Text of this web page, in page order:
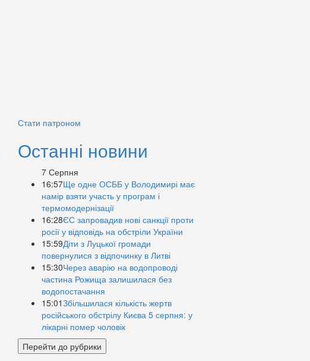
Стати патроном
Останні новини
7 Серпня
16:57Ще одне ОСББ у Володимирі має
намір взяти участь у програм і
термомодернізації
16:28ЄС запровадив нові санкції проти
росії у відповідь на обстріли України
15:59Діти з Луцької громади
повернулися з відпочинку в Литві
15:30Через аварію на водопроводі
частина Рожища залишилася без
водопостачання
15:01Збільшилася кількість жертв
російського обстрілу Києва 5 серпня: у
лікарні помер чоловік
Перейти до рубрики